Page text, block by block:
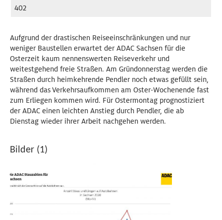
402
Aufgrund der drastischen Reiseeinschränkungen und nur
weniger Baustellen erwartet der ADAC Sachsen für die
Osterzeit kaum nennenswerten Reiseverkehr und
weitestgehend freie Straßen. Am Gründonnerstag werden die
Straßen durch heimkehrende Pendler noch etwas gefüllt sein,
während das Verkehrsaufkommen am Oster-Wochenende fast
zum Erliegen kommen wird. Für Ostermontag prognostiziert
der ADAC einen leichten Anstieg durch Pendler, die ab
Dienstag wieder ihrer Arbeit nachgehen werden.
Bilder (1)